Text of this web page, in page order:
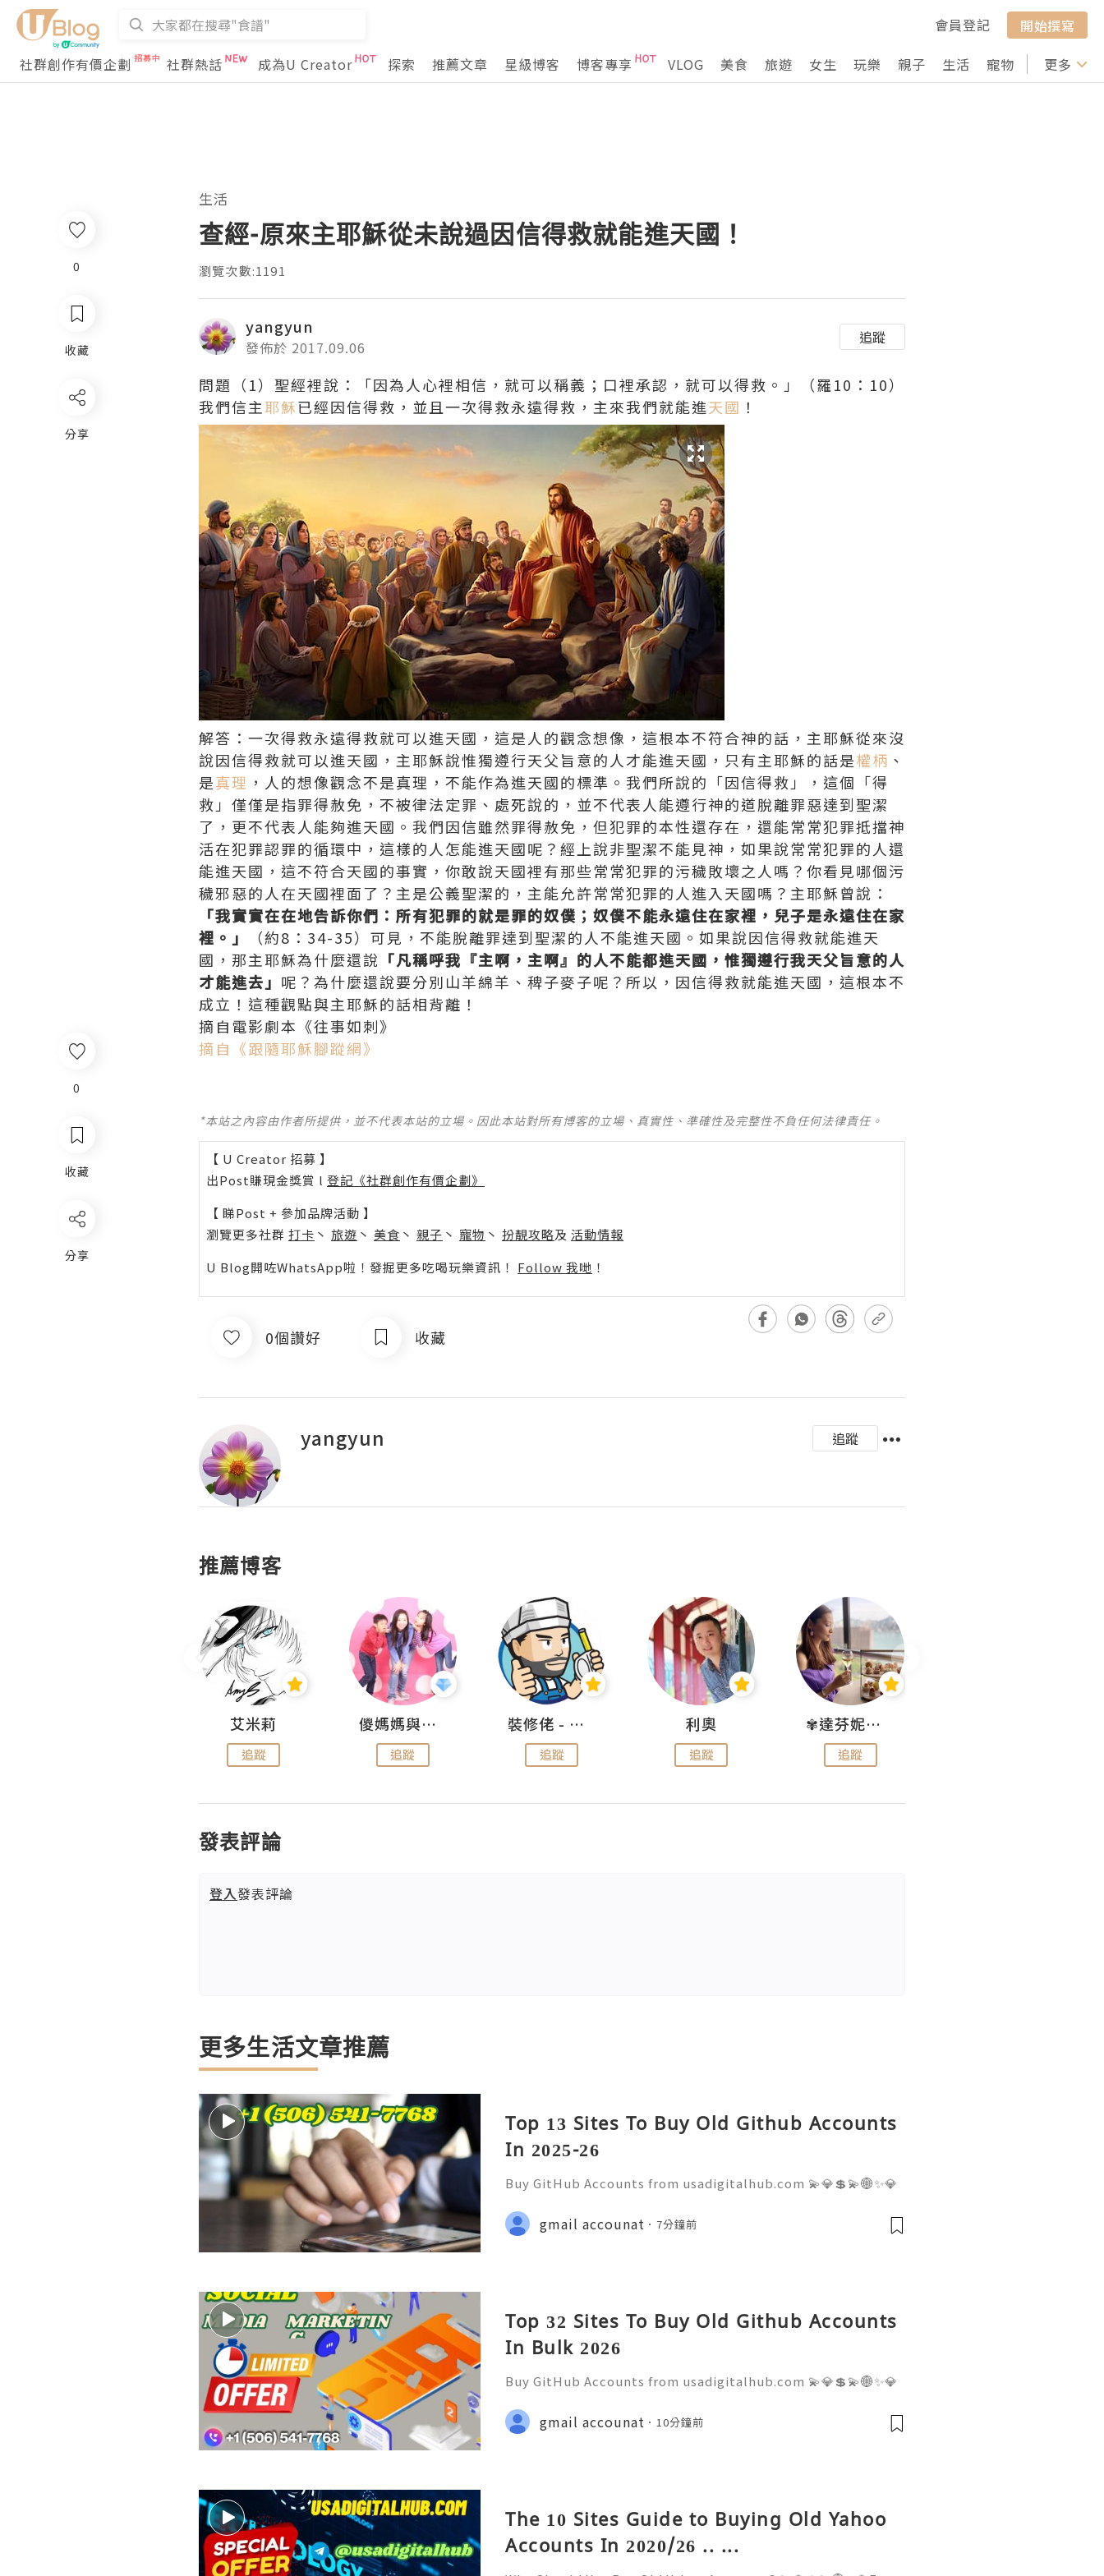
會員登記
開始撰寫
社群創作有價企劃
社群熱話 成為U Creator 探索 推薦文章 星級博客 博客專享 VLOG 美食 旅遊 女生 玩樂 親子 生活 寵物 行山 打卡
更多
0
收藏
分享
生活
查經-原來主耶穌從未說過因信得救就能進天國！
瀏覽次數:1191
yangyun
發佈於 2017.09.06
追蹤
問題（1） 聖經裡說：「因為人心裡相信，就可以稱義；口裡承認，就可以得救。」（羅10：10）
我們信主耶穌已經因信得救，並且一次得救永遠得救，主來我們就能進天國 ！
解答：一次得救永遠得救就可以進天國，這是人的觀念想像，這根本不符合神的話，主耶穌從來沒
說因信得救就可以進天國，主耶穌說惟獨遵行天父旨意的人才能進天國，只有主耶穌的話是權柄 、
是真理 ，人的想像觀念不是真理，不能作為進天國的標準。我們所說的「因信得救」，這個「得
救」僅僅是指罪得赦免，不被律法定罪、處死說的，並不代表人能遵行神的道脫離罪惡達到聖潔
了，更不代表人能夠進天國。我們因信雖然罪得赦免，但犯罪的本性還存在，還能常常犯罪抵擋神
活在犯罪認罪的循環中，這樣的人怎能進天國呢？經上說非聖潔不能見神，如果說常常犯罪的人還
能進天國，這不符合天國的事實，你敢說天國裡有那些常常犯罪的污穢敗壞之人嗎？你看見哪個污
穢邪惡的人在天國裡面了？主是公義聖潔的，主能允許常常犯罪的人進入天國嗎？主耶穌曾說：
「我實實在在地告訴你們：所有犯罪的就是罪的奴僕；奴僕不能永遠住在家裡，兒子是永遠住在家
裡。」
（約8：34-35）可見，不能脫離罪達到聖潔的人不能進天國。如果說因信得救就能進天
國，那主耶穌為什麼還說 「凡稱呼我『主啊，主啊』的人不能都進天國，惟獨遵行我天父旨意的人
才能進去」 呢？為什麼還說要分別山羊綿羊、稗子麥子呢？所以，因信得救就能進天國，這根本不
成立！這種觀點與主耶穌的話相背離！
摘自電影劇本《往事如刺》
摘自《跟隨耶穌腳蹤網》
*本站之內容由作者所提供，並不代表本站的立場。因此本站對所有博客的立場、真實性、準確性及完整性不負任何法律責任。
【 U Creator 招募 】
出Post賺現金獎賞 l 登記《社群創作有價企劃》
【 睇Post + 參加品牌活動 】
瀏覽更多社群 打卡 丶 旅遊 丶 美食 丶 親子 丶 寵物 丶 扮靚攻略及 活動情報
U Blog開咗WhatsApp啦！發掘更多吃喝玩樂資訊！ Follow 我哋 ！
0個讚好 收藏
yangyun 追蹤
推薦博客
艾米莉
追蹤
儍媽媽與兩隻小魔怪之家
追蹤
裝修佬 - 香港一站式網上裝修平台
追蹤
利奧
追蹤
✾達芬妮•愛孩子•愛生活✾
追蹤
發表評論
登入發表評論
更多生活文章推薦
Top 13 Sites To Buy Old Github Accounts
In 2025-26
Buy GitHub Accounts from usadigitalhub.com 💫💎💲💫🌐✨💎
pp :+1 (506) 541-7768 💫💎💲💫🌐✨💎Telegram: @usadigitalhu
b 💫💎💲💫🌐✨💎Discord: usadigitalhub 💫💎💲💫🌐✨💎Email:us
gmail accounat 7分鐘前
Top 32 Sites To Buy Old Github Accounts
In Bulk 2026
Buy GitHub Accounts from usadigitalhub.com 💫💎💲💫🌐✨💎
pp :+1 (506) 541-7768 💫💎💲💫🌐✨💎Telegram: @usadigitalhu
b 💫💎💲💫🌐✨💎Discord: usadigitalhub 💫💎💲💫🌐✨💎Email:us
gmail accounat 10分鐘前
The 10 Sites Guide to Buying Old Yahoo
Accounts In 2020/26 .. ...
0
收藏
分享